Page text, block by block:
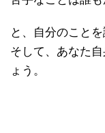
と、自分のこと
そして、あなた
ょう。